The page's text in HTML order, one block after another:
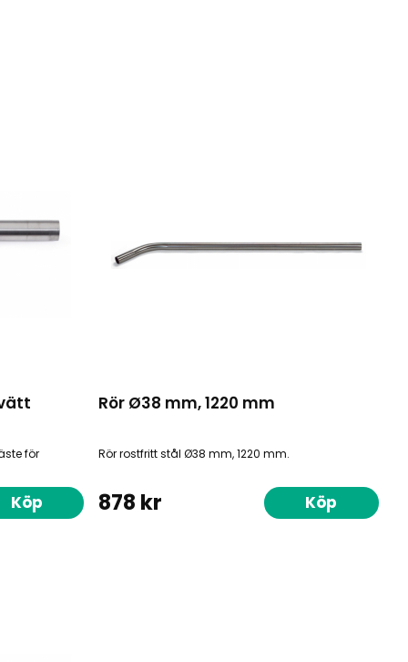
för
Köp
Rör Ø38 mm, 1220 mm
Rör rostfritt stål Ø38 mm, 1220 mm.
878 kr Köp